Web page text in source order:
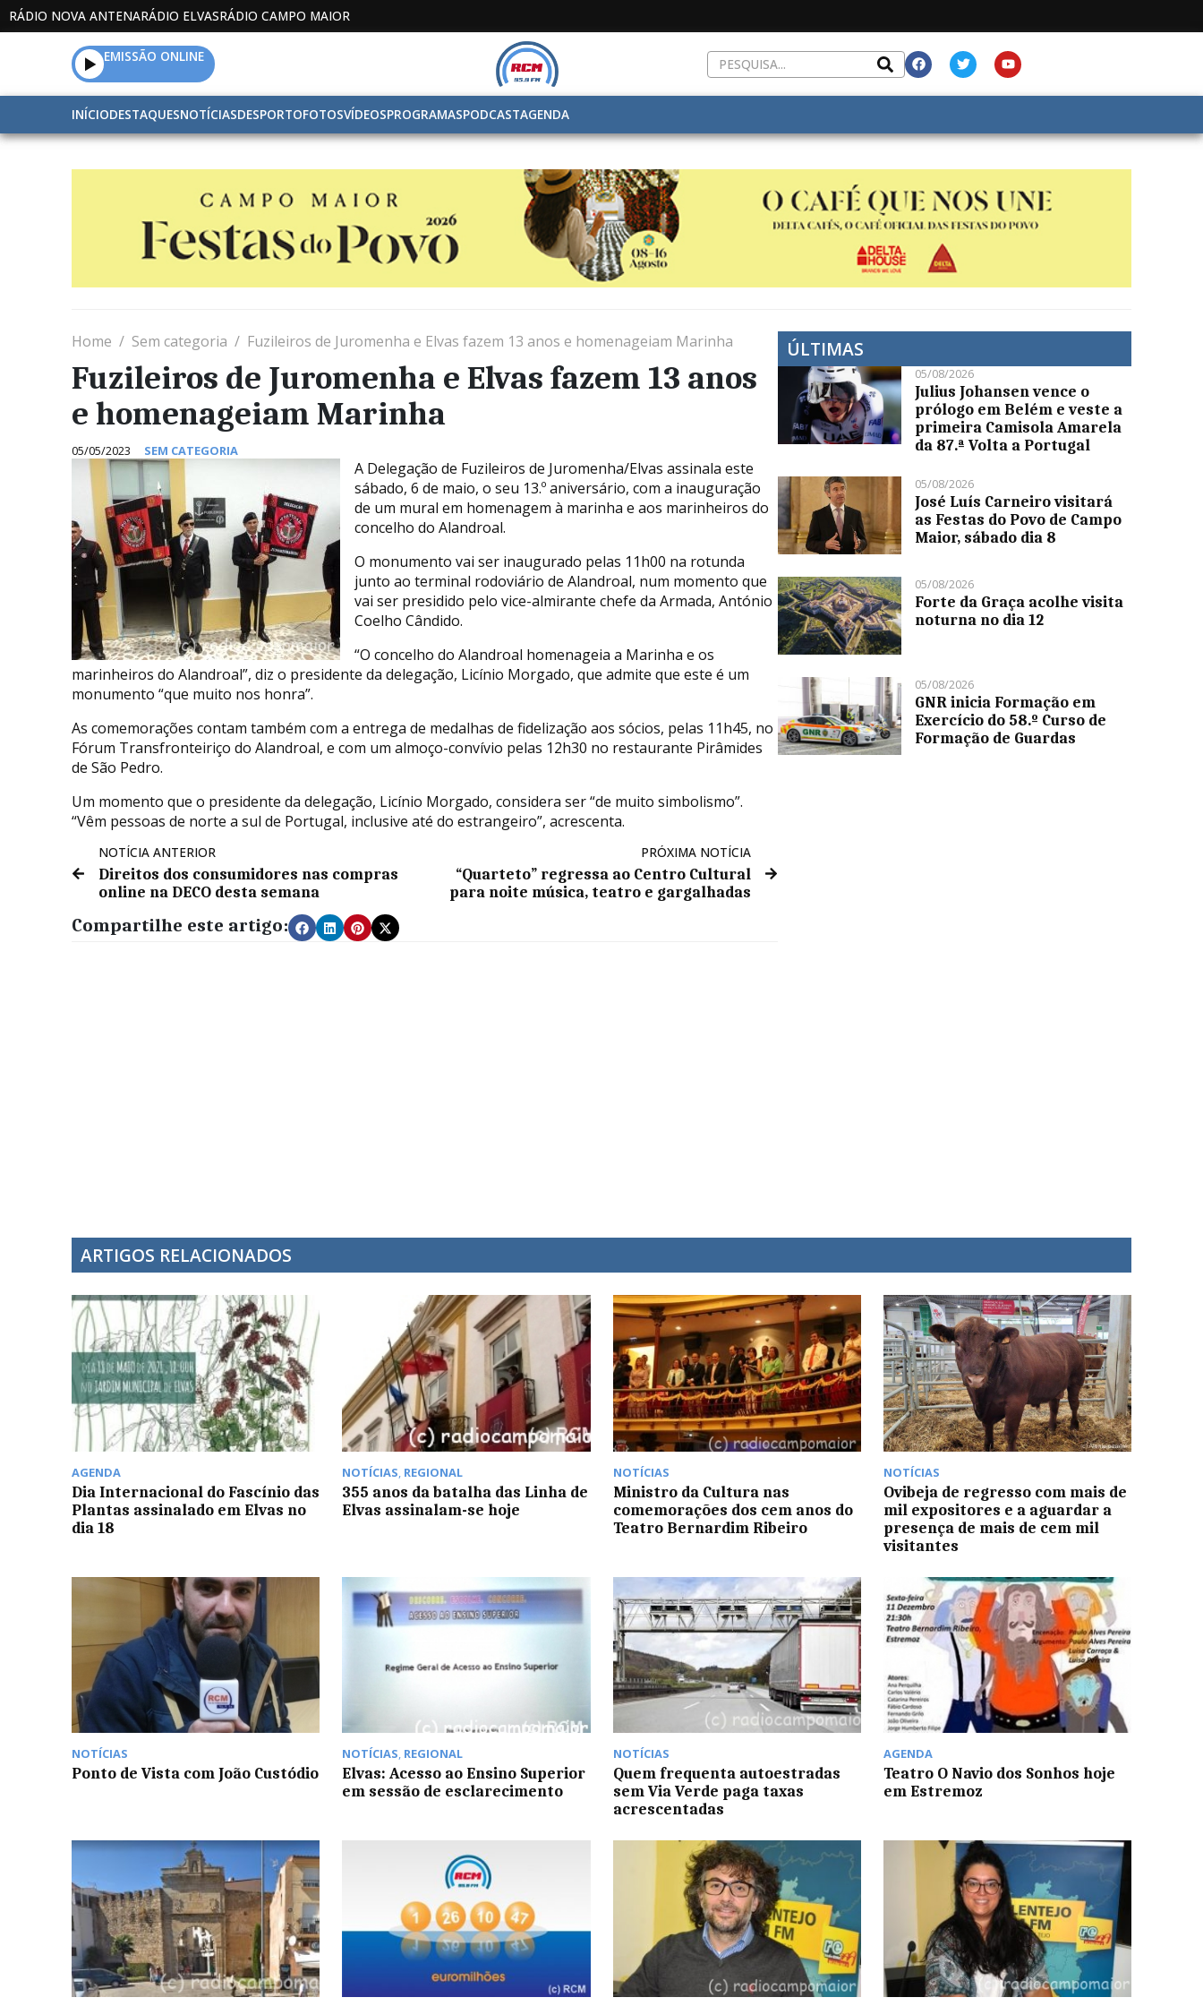
RÁDIO NOVA ANTENARÁDIO ELVASRÁDIO CAMPO MAIOR
EMISSÃO ONLINE
INÍCIODESTAQUESNOTÍCIASDESPORTOFOTOSVÍDEOSPROGRAMASPODCASTAGENDA
Home Sem categoria Fuzileiros de Juromenha e Elvas fazem 13 anos e homenageiam Marinha
Fuzileiros de Juromenha e Elvas fazem 13 anos
e homenageiam Marinha
05/05/2023 SEM CATEGORIA
A Delegação de Fuzileiros de Juromenha/Elvas assinala este
sábado, 6 de maio, o seu 13.º aniversário, com a inauguração
de um mural em homenagem à marinha e aos marinheiros do
concelho do Alandroal.
O monumento vai ser inaugurado pelas 11h00 na rotunda
junto ao terminal rodoviário de Alandroal, num momento que
vai ser presidido pelo vice-almirante chefe da Armada, António
Coelho Cândido.
“O concelho do Alandroal homenageia a Marinha e os
marinheiros do Alandroal”, diz o presidente da delegação, Licínio Morgado, que admite que este é um
monumento “que muito nos honra”.
As comemorações contam também com a entrega de medalhas de fidelização aos sócios, pelas 11h45, no
Fórum Transfronteiriço do Alandroal, e com um almoço-convívio pelas 12h30 no restaurante Pirâmides
de São Pedro.
Um momento que o presidente da delegação, Licínio Morgado, considera ser “de muito simbolismo”.
“Vêm pessoas de norte a sul de Portugal, inclusive até do estrangeiro”, acrescenta.
NOTÍCIA ANTERIOR
Direitos dos consumidores nas compras
online na DECO desta semana
PRÓXIMA NOTÍCIA
“Quarteto” regressa ao Centro Cultural
para noite música, teatro e gargalhadas
Compartilhe este artigo:
ÚLTIMAS
05/08/2026
Julius Johansen vence o
prólogo em Belém e veste a
primeira Camisola Amarela
da 87.ª Volta a Portugal
05/08/2026
José Luís Carneiro visitará
as Festas do Povo de Campo
Maior, sábado dia 8
05/08/2026
Forte da Graça acolhe visita
noturna no dia 12
05/08/2026
GNR inicia Formação em
Exercício do 58.º Curso de
Formação de Guardas
ARTIGOS RELACIONADOS
AGENDA
Dia Internacional do Fascínio das
Plantas assinalado em Elvas no
dia 18
NOTÍCIAS, REGIONAL
355 anos da batalha das Linha de
Elvas assinalam-se hoje
NOTÍCIAS
Ministro da Cultura nas
comemorações dos cem anos do
Teatro Bernardim Ribeiro
NOTÍCIAS
Ovibeja de regresso com mais de
mil expositores e a aguardar a
presença de mais de cem mil
visitantes
NOTÍCIAS
Ponto de Vista com João Custódio
NOTÍCIAS, REGIONAL
Elvas: Acesso ao Ensino Superior
em sessão de esclarecimento
NOTÍCIAS
Quem frequenta autoestradas
sem Via Verde paga taxas
acrescentadas
AGENDA
Teatro O Navio dos Sonhos hoje
em Estremoz